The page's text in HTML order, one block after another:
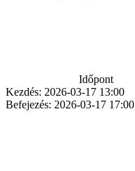
Időpont
Kezdés: 2026-03-17 13:00
Befejezés: 2026-03-17 17:00